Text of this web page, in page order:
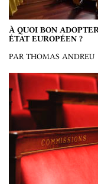
À QUOI BON
ÉTAT EUROPÉEN ?
PAR THOMAS ANDREU